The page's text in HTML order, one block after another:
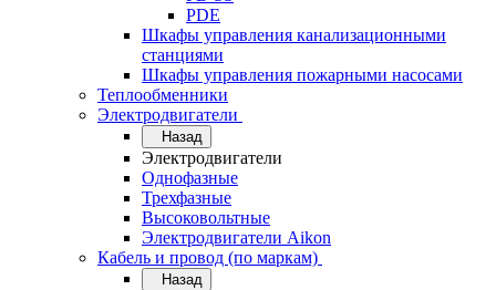
PDE
Шкафы управления канализационными
станциями
Шкафы управления пожарными насосами
Теплообменники
Электродвигатели
Назад
Электродвигатели
Однофазные
Трехфазные
Высоковольтные
Электродвигатели Aikon
Кабель и провод (по маркам)
Назад